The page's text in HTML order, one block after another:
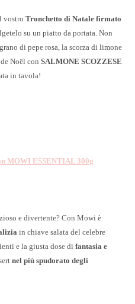
vostro Tronchetto di Natale firmato
su un piatto da portata. Non
di pepe rosa, la scorza di limone
Noël con SALMONE SCOZZESE
in tavola!
MOWI ESSENTIAL 300g
e divertente? Con Mowi è
in chiave salata del celebre
e la giusta dose di fantasia e
nel più spudorato degli